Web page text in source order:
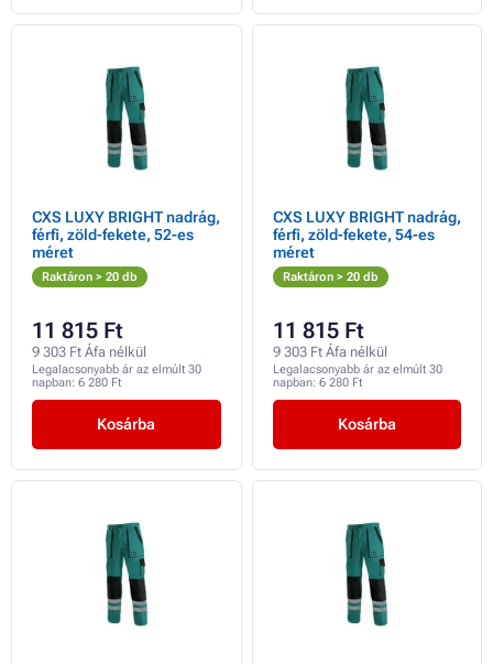
CXS LUXY BRIGHT nadrág,
férfi, zöld-fekete, 52-es
méret
Raktáron > 20 db
11 815 Ft
9 303 Ft Áfa nélkül
Legalacsonyabb ár az elmúlt 30
napban: 6 280 Ft
Kosárba
CXS LUXY BRIGHT nadrág,
férfi, zöld-fekete, 54-es
méret
Raktáron > 20 db
11 815 Ft
9 303 Ft Áfa nélkül
Legalacsonyabb ár az elmúlt 30
napban: 6 280 Ft
Kosárba